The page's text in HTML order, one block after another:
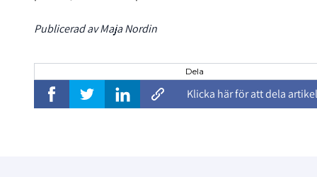
Publicerad av Maja Nordin
Dela
Klicka här för att dela